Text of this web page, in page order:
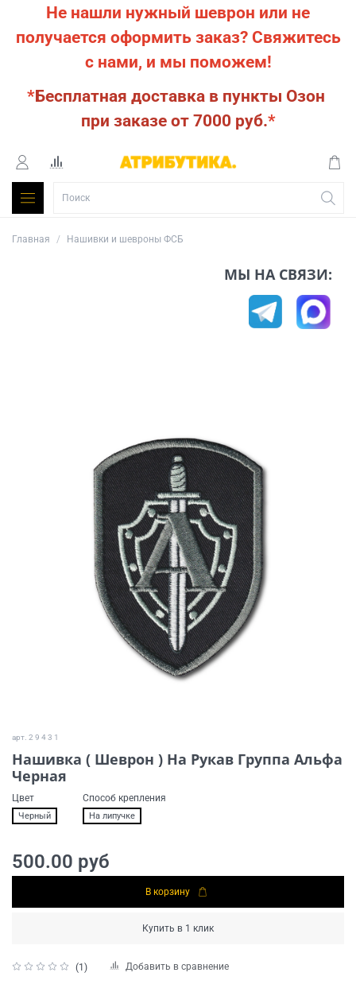
Не нашли нужный шеврон или не
получается оформить заказ? Свяжитесь
с нами, и мы поможем!
*Бесплатная доставка в пункты Озон
при заказе от 7000 руб.*
Главная Нашивки и шевроны ФСБ
МЫ НА СВЯЗИ:
арт. 2 9 4 3 1
Нашивка ( Шеврон ) На Рукав Группа Альфа
Черная
(1) Добавить в сравнение
Цвет
Черный
Способ крепления
На липучке
500.00 руб
В корзину
Купить в 1 клик